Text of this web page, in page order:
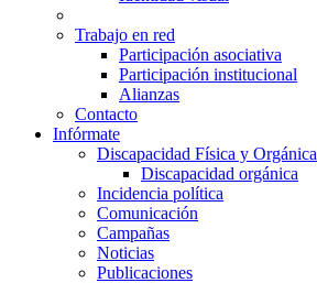
Trabajo en red
Participación asociativa
Participación institucional
Alianzas
Contacto
Infórmate
Discapacidad Física y Orgánica
Discapacidad orgánica
Incidencia política
Comunicación
Campañas
Noticias
Publicaciones